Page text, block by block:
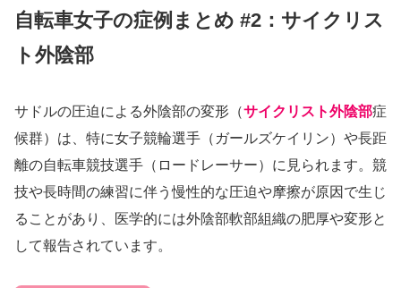
自転車女子の症例まとめ #2：サイクリス
ト外陰部
サドルの圧迫による外陰部の変形（サイクリスト外陰部症
候群）は、特に女子競輪選手（ガールズケイリン）や長距
離の自転車競技選手（ロードレーサー）に見られます。競
技や長時間の練習に伴う慢性的な圧迫や摩擦が原因で生じ
ることがあり、医学的には外陰部軟部組織の肥厚や変形と
して報告されています。